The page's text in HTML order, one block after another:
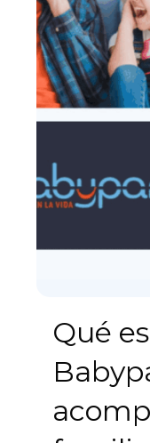
Qué